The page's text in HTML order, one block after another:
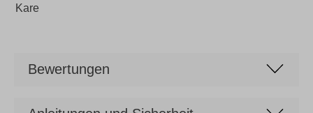
Kare
Bewertungen